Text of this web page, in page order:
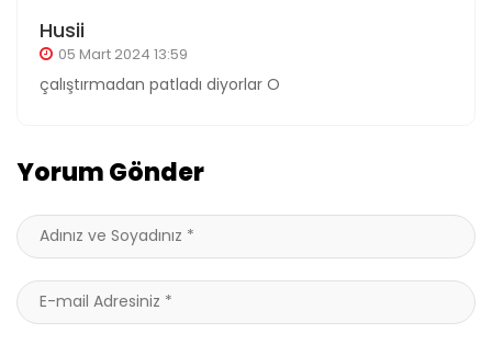
Husii
05 Mart 2024 13:59
çalıştırmadan patladı diyorlar O
Yorum Gönder